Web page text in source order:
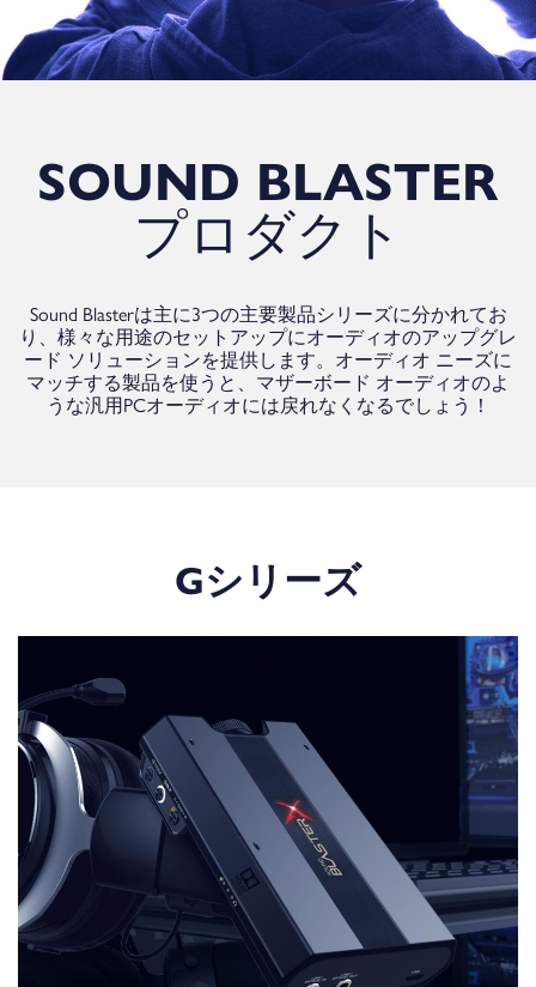
SOUND BLASTER
プロダクト
Sound Blasterは主に3つの主要製品シリーズに分かれてお
り、様々な用途のセットアップにオーディオのアップグレ
ード ソリューションを提供します。オーディオ ニーズに
マッチする製品を使うと、マザーボード オーディオのよ
うな汎用PCオーディオには戻れなくなるでしょう！
Gシリーズ